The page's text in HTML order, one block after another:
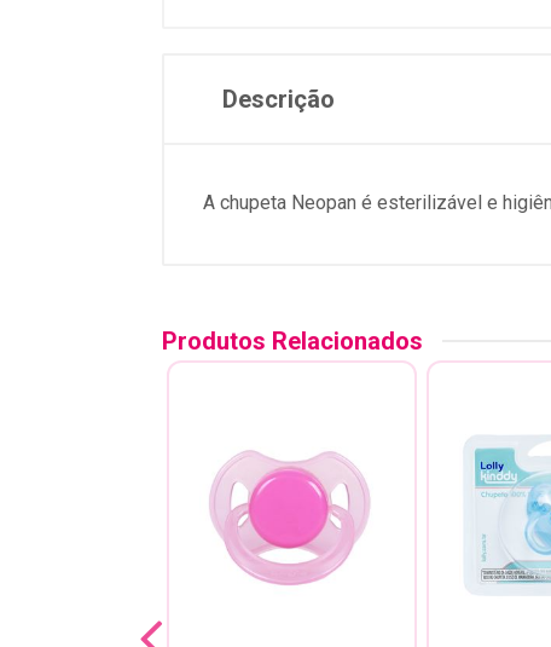
Descrição
A chupeta Neopan é esterilizável e
Produtos Relacionados